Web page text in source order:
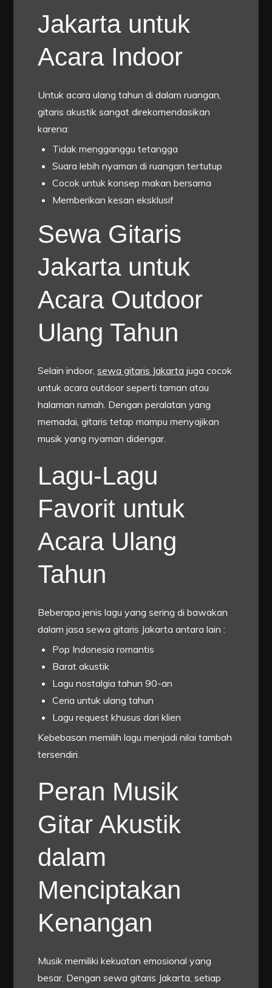
Jakarta untuk
Acara Indoor
Untuk acara ulang tahun di dalam ruangan,
gitaris akustik sangat direkomendasikan
karena:
Tidak mengganggu tetangga
Suara lebih nyaman di ruangan tertutup
Cocok untuk konsep makan bersama
Memberikan kesan eksklusif
Sewa Gitaris
Jakarta untuk
Acara Outdoor
Ulang Tahun
Selain indoor,sewa gitaris Jakarta juga cocok
untuk acara outdoor seperti taman atau
halaman rumah. Dengan peralatan yang
memadai, gitaris tetap mampu menyajikan
musik yang nyaman didengar.
Lagu-Lagu
Favorit untuk
Acara Ulang
Tahun
Beberapa jenis lagu yang sering di bawakan
dalam jasa sewa gitaris Jakarta antara lain :
Pop Indonesia romantis
Barat akustik
Lagu nostalgia tahun 90-an
Ceria untuk ulang tahun
Lagu request khusus dari klien
Kebebasan memilih lagu menjadi nilai tambah
tersendiri.
Peran Musik
Gitar Akustik
dalam
Menciptakan
Kenangan
Musik memiliki kekuatan emosional yang
besar. Dengan sewa gitaris Jakarta, setiap